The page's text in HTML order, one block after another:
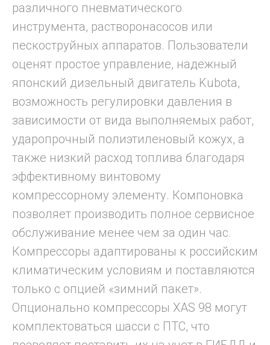
различного пневматического
инструмента, растворонасосов или
пескоструйных аппаратов. Пользователи
оценят простое управление, надежный
японский дизельный двигатель Kubota,
возможность регулировки давления в
зависимости от вида выполняемых работ,
ударопрочный полиэтиленовый кожух, а
также низкий расход топлива благодаря
эффективному винтовому
компрессорному элементу. Компоновка
позволяет производить полное сервисное
обслуживание менее чем за один час.
Компрессоры адаптированы к российским
климатическим условиям и поставляются
только с опцией «зимний пакет».
Опционально компрессоры XAS 98 могут
комплектоваться шасси с ПТС, что